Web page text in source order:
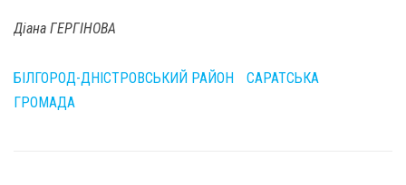
Діана ГЕРГІНОВА
БІЛГОРОД-ДНІСТРОВСЬКИЙ РАЙОН
САРАТСЬКА
ГРОМАДА